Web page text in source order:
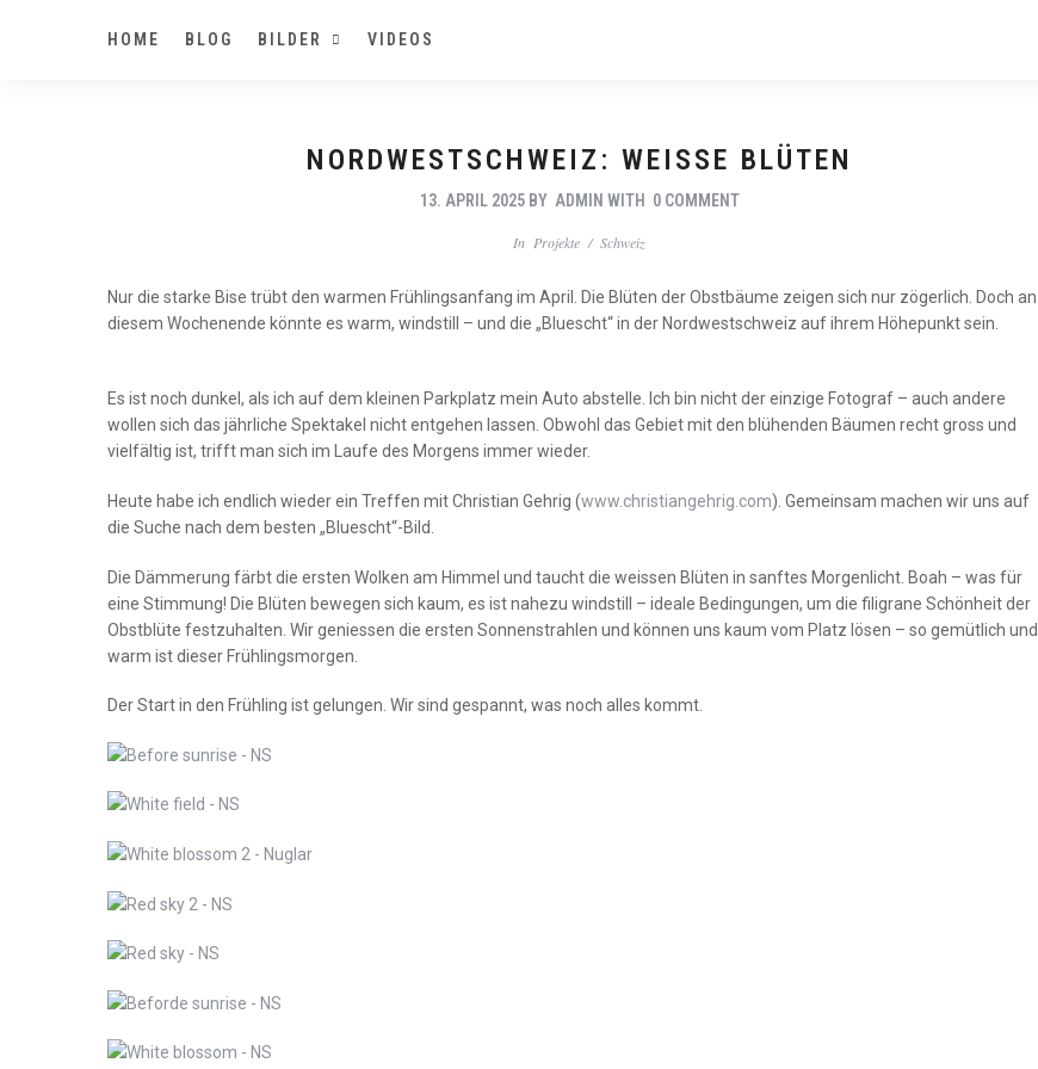
HOME BLOG BILDER VIDEOS
NORDWESTSCHWEIZ: WEISSE BLÜTEN
13. APRIL 2025 BY ADMIN WITH 0 COMMENT
In Projekte /Schweiz
Nur die starke Bise trübt den warmen Frühlingsanfang im April. Die Blüten der Obstbäume zeigen sich nur zögerlich. Doch an
diesem Wochenende könnte es warm, windstill – und die „Bluescht“ in der Nordwestschweiz auf ihrem Höhepunkt sein.
Es ist noch dunkel, als ich auf dem kleinen Parkplatz mein Auto abstelle. Ich bin nicht der einzige Fotograf – auch andere
wollen sich das jährliche Spektakel nicht entgehen lassen. Obwohl das Gebiet mit den blühenden Bäumen recht gross und
vielfältig ist, trifft man sich im Laufe des Morgens immer wieder.
Heute habe ich endlich wieder ein Treffen mit Christian Gehrig (www.christiangehrig.com). Gemeinsam machen wir uns auf
die Suche nach dem besten „Bluescht“-Bild.
Die Dämmerung färbt die ersten Wolken am Himmel und taucht die weissen Blüten in sanftes Morgenlicht. Boah – was für
eine Stimmung! Die Blüten bewegen sich kaum, es ist nahezu windstill – ideale Bedingungen, um die filigrane Schönheit der
Obstblüte festzuhalten. Wir geniessen die ersten Sonnenstrahlen und können uns kaum vom Platz lösen – so gemütlich und
warm ist dieser Frühlingsmorgen.
Der Start in den Frühling ist gelungen. Wir sind gespannt, was noch alles kommt.